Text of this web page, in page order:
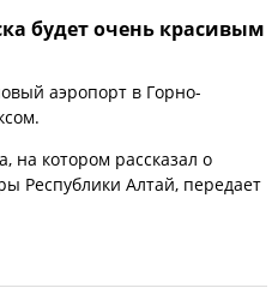
будет очень красивым
аэропорт в Горно-
котором рассказал о
Республики Алтай, передает